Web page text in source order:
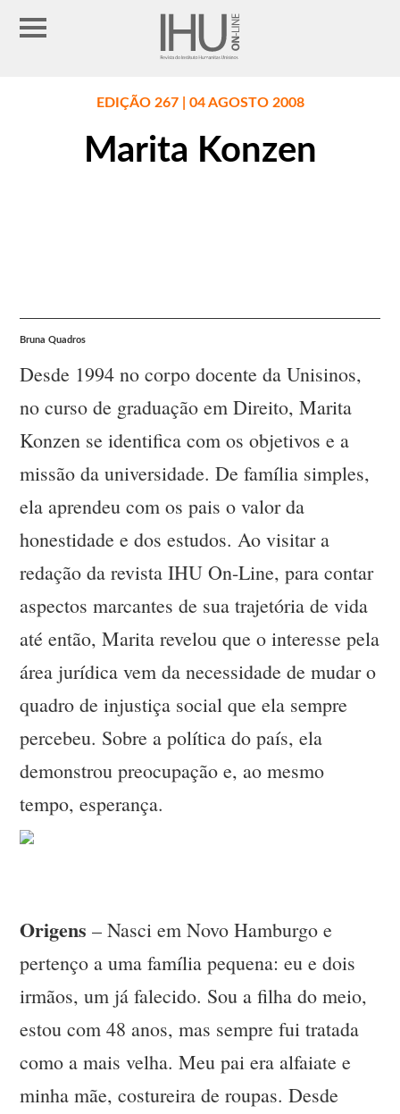
EDIÇÃO 267 | 04 AGOSTO 2008
Marita Konzen
Bruna Quadros
Desde 1994 no corpo docente da Unisinos,
no curso de graduação em Direito, Marita
Konzen se identifica com os objetivos e a
missão da universidade. De família simples,
ela aprendeu com os pais o valor da
honestidade e dos estudos. Ao visitar a
redação da revista IHU On-Line, para contar
aspectos marcantes de sua trajetória de vida
até então, Marita revelou que o interesse pela
área jurídica vem da necessidade de mudar o
quadro de injustiça social que ela sempre
percebeu. Sobre a política do país, ela
demonstrou preocupação e, ao mesmo
tempo, esperança.
Origens – Nasci em Novo Hamburgo e
pertenço a uma família pequena: eu e dois
irmãos, um já falecido. Sou a filha do meio,
estou com 48 anos, mas sempre fui tratada
como a mais velha. Meu pai era alfaiate e
minha mãe, costureira de roupas. Desde